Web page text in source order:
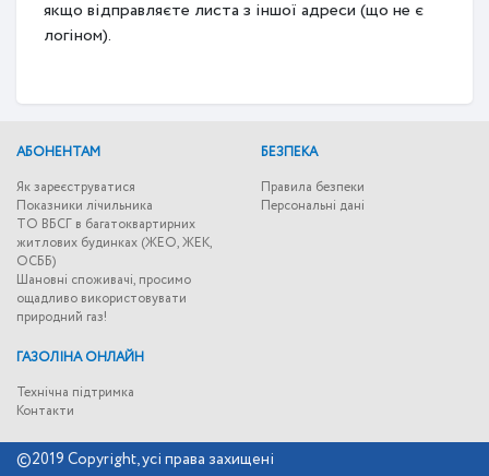
якщо відправляєте листа з іншої адреси (що не є
логіном).
АБОНЕНТАМ
Як зареєструватися
Показники лічильника
ТО ВБСГ в багатоквартирних
житлових будинках (ЖЕО, ЖЕК,
ОСББ)
Шановні споживачі, просимо
ощадливо використовувати
природний газ!
БЕЗПЕКА
Правила безпеки
Персональні дані
ГАЗОЛІНА ОНЛАЙН
Технічна підтримка
Контакти
©2019 Copyright, усі права захищені